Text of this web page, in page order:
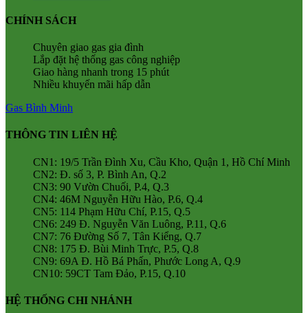
CHÍNH SÁCH
Chuyên giao gas gia đình
Lắp đặt hệ thống gas công nghiệp
Giao hàng nhanh trong 15 phút
Nhiều khuyến mãi hấp dẫn
Gas Bình Minh
THÔNG TIN LIÊN HỆ
CN1: 19/5 Trần Đình Xu, Cầu Kho, Quận 1, Hồ Chí Minh
CN2: Đ. số 3, P. Bình An, Q.2
CN3: 90 Vườn Chuối, P.4, Q.3
CN4: 46M Nguyễn Hữu Hào, P.6, Q.4
CN5: 114 Phạm Hữu Chí, P.15, Q.5
CN6: 249 Đ. Nguyễn Văn Luông, P.11, Q.6
CN7: 76 Đường Số 7, Tân Kiểng, Q.7
CN8: 175 Đ. Bùi Minh Trực, P.5, Q.8
CN9: 69A Đ. Hồ Bá Phấn, Phước Long A, Q.9
CN10: 59CT Tam Đảo, P.15, Q.10
HỆ THỐNG CHI NHÁNH